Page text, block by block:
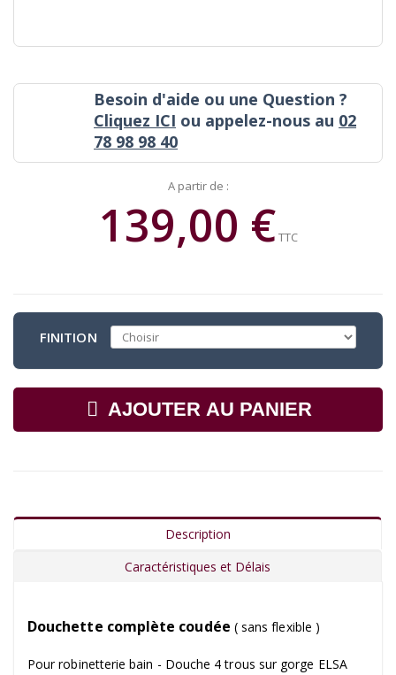
Besoin d'aide ou une Question ?
Cliquez ICI ou appelez-nous au 02
78 98 98 40
A partir de :
139,00 €TTC
FINITION
AJOUTER AU PANIER
Description
Caractéristiques et Délais
Douchette complète coudée ( sans flexible )
Pour robinetterie bain - Douche 4 trous sur gorge ELSA